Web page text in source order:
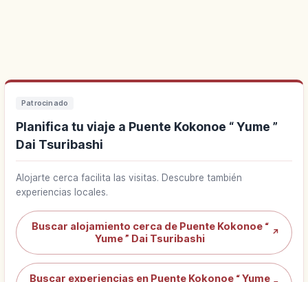
Patrocinado
Planifica tu viaje a Puente Kokonoe “ Yume ”
Dai Tsuribashi
Alojarte cerca facilita las visitas. Descubre también
experiencias locales.
Buscar alojamiento cerca de Puente Kokonoe “
Yume ” Dai Tsuribashi
↗
Buscar experiencias en Puente Kokonoe “ Yume